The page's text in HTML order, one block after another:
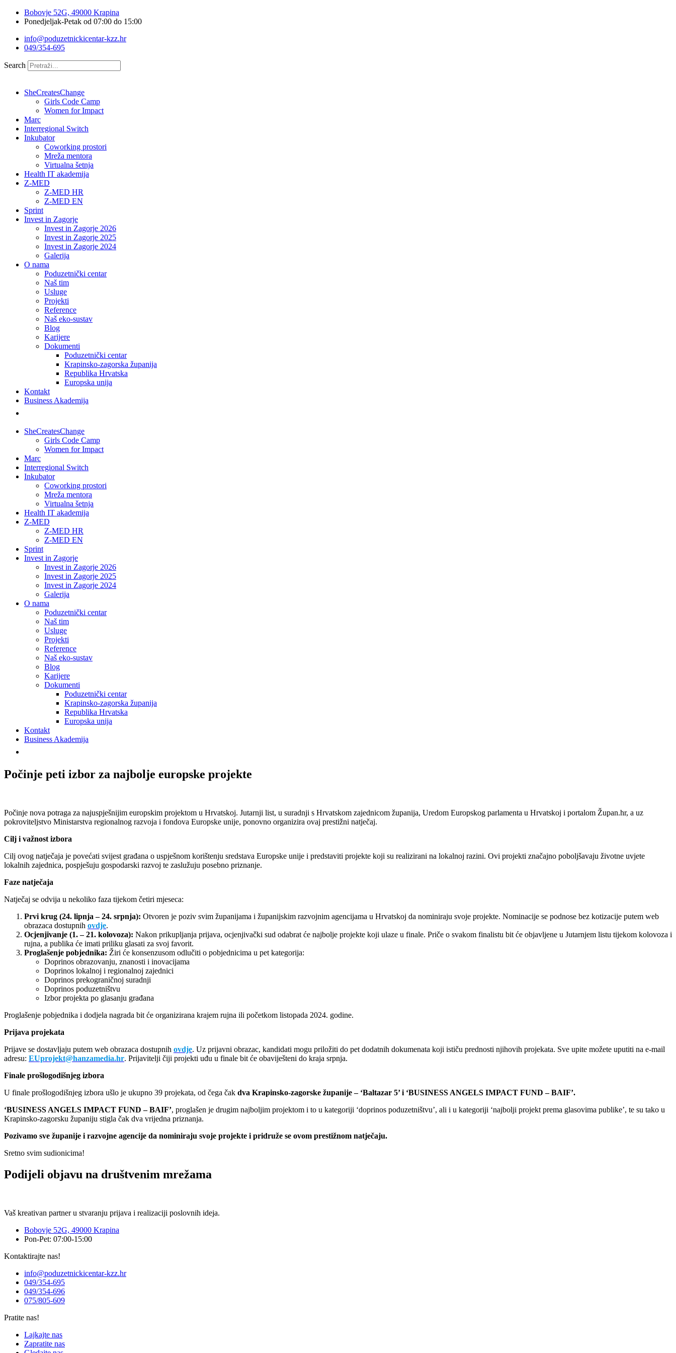
Bobovje 52G, 49000 Krapina
Ponedjeljak-Petak od 07:00 do 15:00
info@poduzetnickicentar-kzz.hr
049/354-695
Search
SheCreatesChange
Girls Code Camp
Women for Impact
Marc
Interregional Switch
Inkubator
Coworking prostori
Mreža mentora
Virtualna šetnja
Health IT akademija
Z-MED
Z-MED HR
Z-MED EN
Sprint
Invest in Zagorje
Invest in Zagorje 2026
Invest in Zagorje 2025
Invest in Zagorje 2024
Galerija
O nama
Poduzetnički centar
Naš tim
Usluge
Projekti
Reference
Naš eko-sustav
Blog
Karijere
Dokumenti
Poduzetnički centar
Krapinsko-zagorska županija
Republika Hrvatska
Europska unija
Kontakt
Business Akademija
SheCreatesChange
Girls Code Camp
Women for Impact
Marc
Interregional Switch
Inkubator
Coworking prostori
Mreža mentora
Virtualna šetnja
Health IT akademija
Z-MED
Z-MED HR
Z-MED EN
Sprint
Invest in Zagorje
Invest in Zagorje 2026
Invest in Zagorje 2025
Invest in Zagorje 2024
Galerija
O nama
Poduzetnički centar
Naš tim
Usluge
Projekti
Reference
Naš eko-sustav
Blog
Karijere
Dokumenti
Poduzetnički centar
Krapinsko-zagorska županija
Republika Hrvatska
Europska unija
Kontakt
Business Akademija
Počinje peti izbor za najbolje europske projekte
Počinje nova potraga za najuspješnijim europskim projektom u Hrvatskoj. Jutarnji list, u suradnji s Hrvatskom zajednicom županija, Uredom Europskog parlamenta u Hrvatskoj i portalom Župan.hr, a uz
pokroviteljstvo Ministarstva regionalnog razvoja i fondova Europske unije, ponovno organizira ovaj prestižni natječaj.
Cilj i važnost izbora
Cilj ovog natječaja je povećati svijest građana o uspješnom korištenju sredstava Europske unije i predstaviti projekte koji su realizirani na lokalnoj razini. Ovi projekti značajno poboljšavaju životne uvjete
lokalnih zajednica, pospješuju gospodarski razvoj te zaslužuju posebno priznanje.
Faze natječaja
Natječaj se odvija u nekoliko faza tijekom četiri mjeseca:
Prvi krug (24. lipnja – 24. srpnja): Otvoren je poziv svim županijama i županijskim razvojnim agencijama u Hrvatskoj da nominiraju svoje projekte. Nominacije se podnose bez kotizacije putem web
obrazaca dostupnih ovdje.
Ocjenjivanje (1. – 21. kolovoza): Nakon prikupljanja prijava, ocjenjivački sud odabrat će najbolje projekte koji ulaze u finale. Priče o svakom finalistu bit će objavljene u Jutarnjem listu tijekom kolovoza i
rujna, a publika će imati priliku glasati za svoj favorit.
Proglašenje pobjednika: Žiri će konsenzusom odlučiti o pobjednicima u pet kategorija:
Doprinos obrazovanju, znanosti i inovacijama
Doprinos lokalnoj i regionalnoj zajednici
Doprinos prekograničnoj suradnji
Doprinos poduzetništvu
Izbor projekta po glasanju građana
Proglašenje pobjednika i dodjela nagrada bit će organizirana krajem rujna ili početkom listopada 2024. godine.
Prijava projekata
Prijave se dostavljaju putem web obrazaca dostupnih ovdje. Uz prijavni obrazac, kandidati mogu priložiti do pet dodatnih dokumenata koji ističu prednosti njihovih projekata. Sve upite možete uputiti na e-mail
adresu: EUprojekt@hanzamedia.hr. Prijavitelji čiji projekti uđu u finale bit će obaviješteni do kraja srpnja.
Finale prošlogodišnjeg izbora
U finale prošlogodišnjeg izbora ušlo je ukupno 39 projekata, od čega čak dva Krapinsko-zagorske županije – ‘Baltazar 5’ i ‘BUSINESS ANGELS IMPACT FUND – BAIF’.
‘BUSINESS ANGELS IMPACT FUND – BAIF’, proglašen je drugim najboljim projektom i to u kategoriji ‘doprinos poduzetništvu’, ali i u kategoriji ‘najbolji projekt prema glasovima publike’, te su tako u
Krapinsko-zagorsku županiju stigla čak dva vrijedna priznanja.
Pozivamo sve županije i razvojne agencije da nominiraju svoje projekte i pridruže se ovom prestižnom natječaju.
Sretno svim sudionicima!
Podijeli objavu na društvenim mrežama
Vaš kreativan partner u stvaranju prijava i realizaciji poslovnih ideja.
Bobovje 52G, 49000 Krapina
Pon-Pet: 07:00-15:00
Kontaktirajte nas!
info@poduzetnickicentar-kzz.hr
049/354-695
049/354-696
075/805-609
Pratite nas!
Lajkajte nas
Zapratite nas